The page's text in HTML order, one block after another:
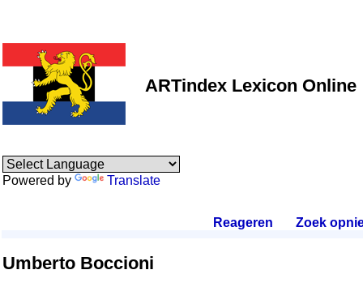
ARTindex Lexicon Online
Powered by Translate
Reageren Zoek
Umberto Boccioni